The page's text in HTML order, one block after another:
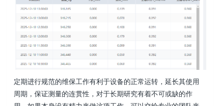
定期进行规范的维保工作有利于设备的正常运转，延长其使用
周期，保证测量的连贯性，对于长期研究有着不可或缺的作